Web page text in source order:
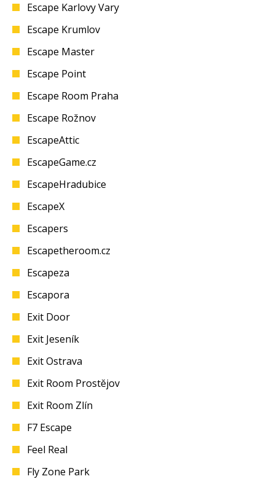
Escape Karlovy Vary
Escape Krumlov
Escape Master
Escape Point
Escape Room Praha
Escape Rožnov
EscapeAttic
EscapeGame.cz
EscapeHradubice
EscapeX
Escapers
Escapetheroom.cz
Escapeza
Escapora
Exit Door
Exit Jeseník
Exit Ostrava
Exit Room Prostějov
Exit Room Zlín
F7 Escape
Feel Real
Fly Zone Park